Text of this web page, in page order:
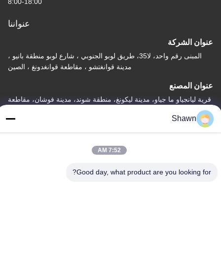
عنواننا
عنوان الشركة
المبنى رقم واحد، لا35، طريق لوبو الجنوبي ، شارع لوبو منطقة بانيو ،
مدينة قوانغتشو ، مقاطعة قوانغدونغ ، الصين
عنوان المصنع
قرية ليانجياو ما جياو، مدينة ليكونغ، منطقة شوند، مدينة فوشان، مقاطعة
هاتف
Shawn
7:52 AM
Good day, what product are you looking for?